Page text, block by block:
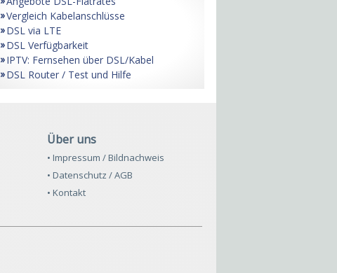
Vergleich Kabelanschlüsse
DSL via LTE
DSL Verfügbarkeit
IPTV: Fernsehen über DSL/Kabel
DSL Router / Test und Hilfe
Über uns
• Impressum / Bildnachweis
• Datenschutz / AGB
• Kontakt